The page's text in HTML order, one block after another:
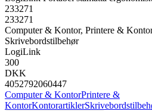
233271
233271
Computer & Kontor, Printere &
Skrivebordstilbehør
LogiLink
300
DKK
4052792060447
Computer & KontorPrintere &
KontorKontorartikler